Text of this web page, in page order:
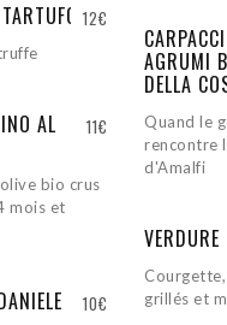
12€
AL 11€
bio crus
mois et
10€
AGRUMI
DELLA
Quand le
rencontre
d'Amalfi
grillés et